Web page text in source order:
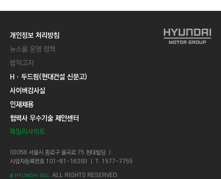
개인정보 처리방침
뉴스룸 운영 정책
법적고지
Hㆍ두드림(현대건설 신문고)
사이버감사실
인재채용
협력사 우수기술 제안센터
패밀리사이트
03058 서울시 종로구 율곡로 75 현대빌딩 ㅣ
사업자등록번호 101-81-16293 ㅣ T. 1577-7755
© HYUNDAI E&C. ALL RIGHTS RESERVED.